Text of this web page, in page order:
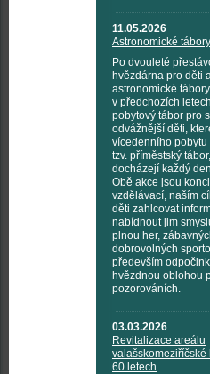
11.05.2026
Astronomické
Po dvouleté
hvězdárna pro děti
astronomické
v předchozích
pobytový tábor pro
odvážnější děti,
vícedenního pobytu
tzv. příměstský
docházejí každý
Obě akce jsou
vzdělávací, naším
děti zahlcovat
nabídnout jim
plnou her,
dobrovolných
především
hvězdnou oblohou
pozorováních.
03.03.2026
Revitalizace areálu
valašskomeziříčské
60 letech